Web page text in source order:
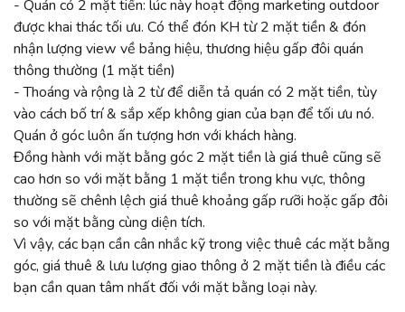
- Quán có 2 mặt tiền: lúc này hoạt động marketing outdoor
được khai thác tối ưu. Có thể đón KH từ 2 mặt tiền & đón
nhận lượng view về bảng hiệu, thương hiệu gấp đôi quán
thông thường (1 mặt tiền)
- Thoáng và rộng là 2 từ để diễn tả quán có 2 mặt tiền, tùy
vào cách bố trí & sắp xếp không gian của bạn để tối ưu nó.
Quán ở góc luôn ấn tượng hơn với khách hàng.
Đồng hành với mặt bằng góc 2 mặt tiền là giá thuê cũng sẽ
cao hơn so với mặt bằng 1 mặt tiền trong khu vực, thông
thường sẽ chênh lệch giá thuê khoảng gấp rưỡi hoặc gấp đôi
so với mặt bằng cùng diện tích.
Vì vậy, các bạn cần cân nhắc kỹ trong việc thuê các mặt bằng
góc, giá thuê & lưu lượng giao thông ở 2 mặt tiền là điều các
bạn cần quan tâm nhất đối với mặt bằng loại này.